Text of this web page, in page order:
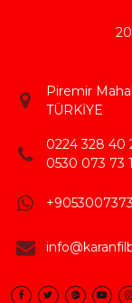
Piremir
TÜRKİYE
0224 328 40
0530 073 73